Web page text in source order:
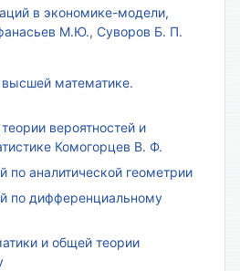
в экономике-модели,
М.Ю., Суворов Б. П.
высшей математике.
вероятностей и
Комогорцев В. Ф.
по аналитической геометрии
по дифференциальному
и общей теории